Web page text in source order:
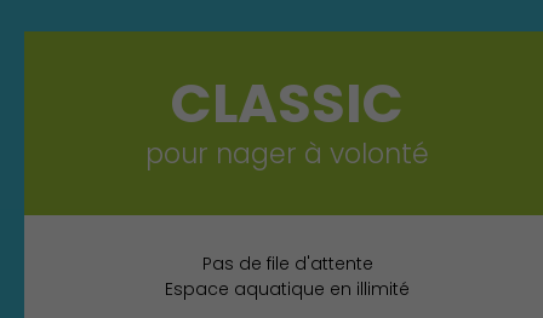
CLASSIC
pour nager à volonté
Pas de file d'attente
Espace aquatique en illimité